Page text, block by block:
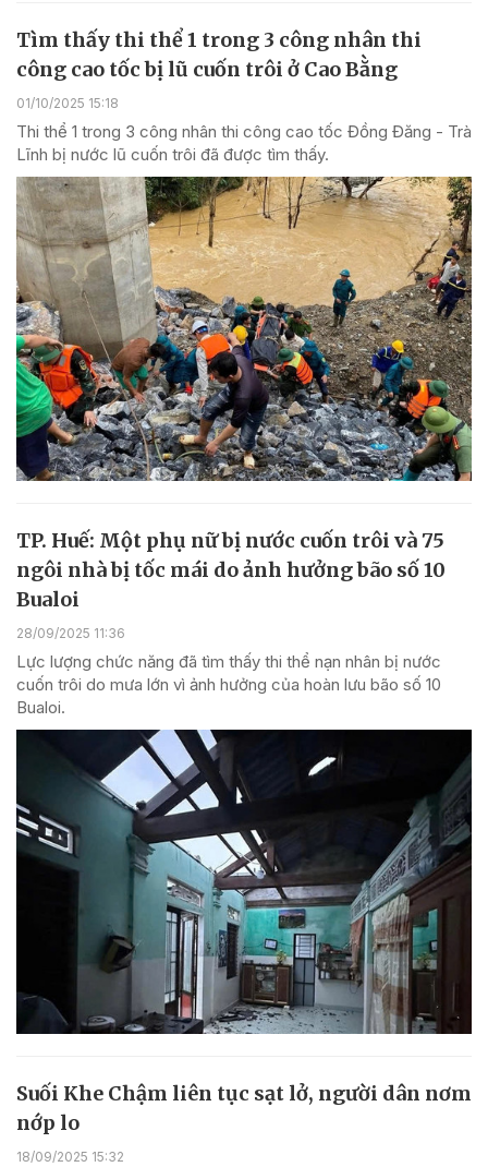
Tìm thấy thi thể 1 trong 3 công nhân thi
công cao tốc bị lũ cuốn trôi ở Cao Bằng
01/10/2025 15:18
Thi thể 1 trong 3 công nhân thi công cao tốc Đồng Đăng - Trà
Lĩnh bị nước lũ cuốn trôi đã được tìm thấy.
TP. Huế: Một phụ nữ bị nước cuốn trôi và 75
ngôi nhà bị tốc mái do ảnh hưởng bão số 10
Bualoi
28/09/2025 11:36
Lực lượng chức năng đã tìm thấy thi thể nạn nhân bị nước
cuốn trôi do mưa lớn vì ảnh hưởng của hoàn lưu bão số 10
Bualoi.
Suối Khe Chậm liên tục sạt lở, người dân nơm
nớp lo
18/09/2025 15:32